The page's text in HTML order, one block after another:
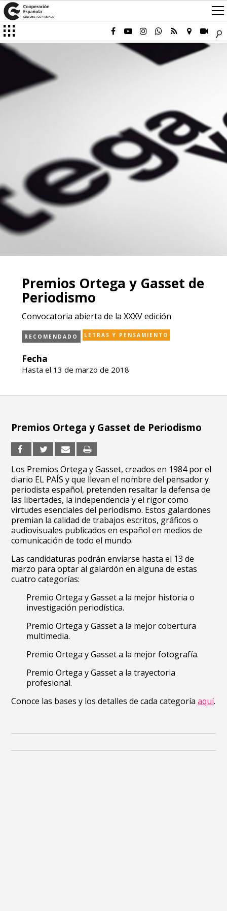
Premios Ortega y Gasset de
Periodismo
Convocatoria abierta de la XXXV edición
RECOMENDADO LETRAS Y PENSAMIENTO
Fecha
Hasta el 13 de marzo de 2018
Premios Ortega y Gasset de Periodismo
Los Premios Ortega y Gasset, creados en 1984 por el
diario EL PAÍS y que llevan el nombre del pensador y
periodista español, pretenden resaltar la defensa de
las libertades, la independencia y el rigor como
virtudes esenciales del periodismo. Estos galardones
premian la calidad de trabajos escritos, gráficos o
audiovisuales publicados en español en medios de
comunicación de todo el mundo.
Las candidaturas podrán enviarse hasta el 13 de
marzo para optar al galardón en alguna de estas
cuatro categorías:
Premio Ortega y Gasset a la mejor historia o
investigación periodística.
Premio Ortega y Gasset a la mejor cobertura
multimedia.
Premio Ortega y Gasset a la mejor fotografía.
Premio Ortega y Gasset a la trayectoria
profesional.
Conoce las bases y los detalles de cada categoríaaquí.